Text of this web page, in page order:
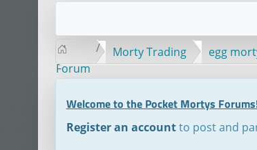
Forum
Morty Trading egg
Welcome to the Pocket Mortys
Register an accountto post and